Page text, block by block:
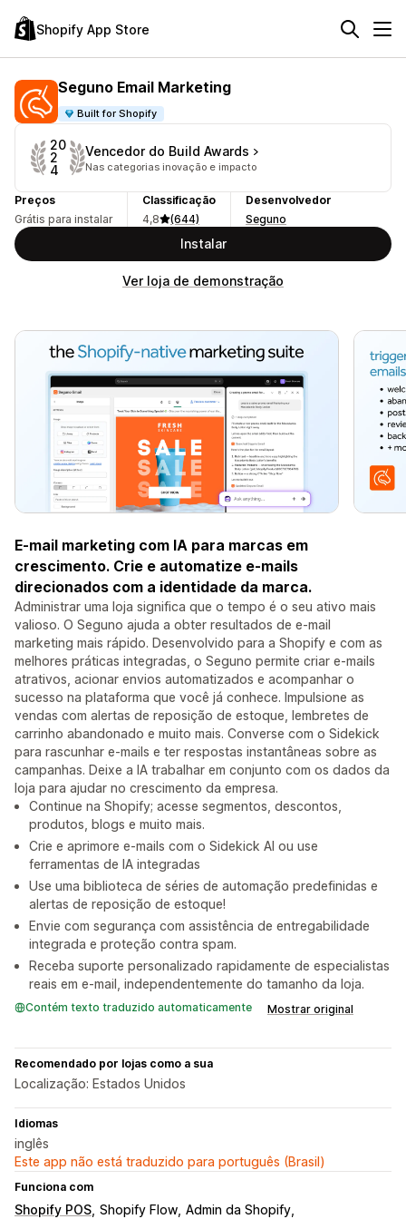
Shopify App Store
Seguno Email Marketing
Built for Shopify
20
2
4
Vencedor do Build Awards
Nas categorias inovação e impacto
Preços
Grátis para instalar
Classificação
4,8
(644)
Desenvolvedor
Seguno
Instalar
Ver loja de demonstração
E-mail marketing com IA para marcas em
crescimento. Crie e automatize e-mails
direcionados com a identidade da marca.
Administrar uma loja significa que o tempo é o seu ativo mais
valioso. O Seguno ajuda a obter resultados de e-mail
marketing mais rápido. Desenvolvido para a Shopify e com as
melhores práticas integradas, o Seguno permite criar e-mails
atrativos, acionar envios automatizados e acompanhar o
sucesso na plataforma que você já conhece. Impulsione as
vendas com alertas de reposição de estoque, lembretes de
carrinho abandonado e muito mais. Converse com o Sidekick
para rascunhar e-mails e ter respostas instantâneas sobre as
campanhas. Deixe a IA trabalhar em conjunto com os dados da
loja para ajudar no crescimento da empresa.
Continue na Shopify; acesse segmentos, descontos,
produtos, blogs e muito mais.
Crie e aprimore e-mails com o Sidekick AI ou use
ferramentas de IA integradas
Use uma biblioteca de séries de automação predefinidas e
alertas de reposição de estoque!
Envie com segurança com assistência de entregabilidade
integrada e proteção contra spam.
Receba suporte personalizado rapidamente de especialistas
reais em e-mail, independentemente do tamanho da loja.
Contém texto traduzido automaticamente Mostrar original
Recomendado por lojas como a sua
Localização: Estados Unidos
Idiomas
inglês
Este app não está traduzido para português (Brasil)
Funciona com
Shopify POS Shopify Flow Admin da Shopify